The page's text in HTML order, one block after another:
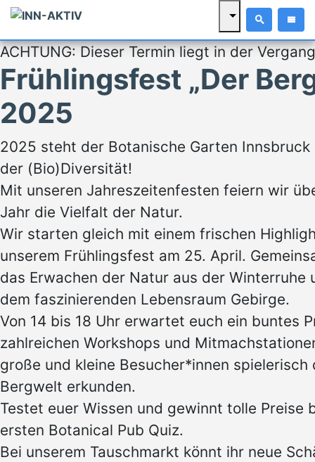
ACHTUNG: Dieser Termin liegt in der
Frühlingsfest „Der
2025
2025 steht der Botanische Garten Innsbruck
der (Bio)Diversität!
Mit unseren Jahreszeitenfesten feiern wir
Jahr die Vielfalt der Natur.
Wir starten gleich mit einem frischen
unserem Frühlingsfest am 25. April.
das Erwachen der Natur aus der Winterruhe
dem faszinierenden Lebensraum Gebirge.
Von 14 bis 18 Uhr erwartet euch ein buntes
zahlreichen Workshops und
große und kleine Besucher*innen
Bergwelt erkunden.
Testet euer Wissen und gewinnt tolle Preise
ersten Botanical Pub Quiz.
Bei unserem Tauschmarkt könnt ihr neue